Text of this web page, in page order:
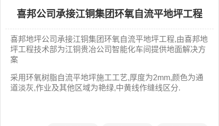
们询
喜邦公司承接江铜集团环氧自流平地坪工程
喜邦地坪公司承接江铜集团环氧自流平地坪工程,由喜邦地
坪工程技术部为江铜贵冶公司智能化车间提供地面解决方
案
采用环氧树脂自流平地坪施工工艺,厚度为2mm,颜色为通
道淡灰,作业及其他区域为艳绿,中黄线作缝线区分.